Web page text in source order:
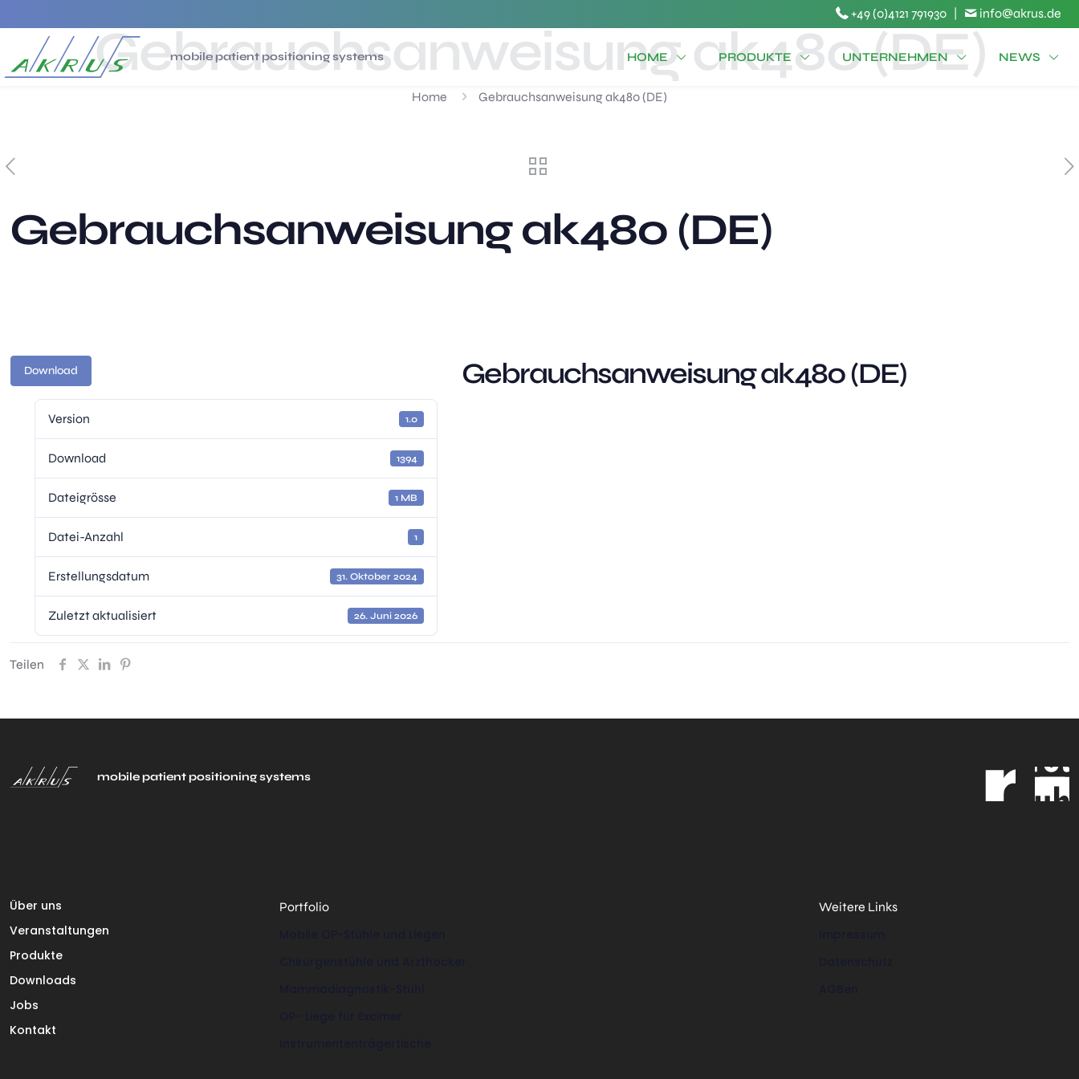
+49 (0)4121 791930 | info@akrus.de
mobile patient positioning systems HOME PRODUKTE UNTERNEHMEN NEWS
Gebrauchsanweisung ak480 (DE)
Home Gebrauchsanweisung ak480 (DE)
Gebrauchsanweisung ak480 (DE)
Download
Version 1.0
Download 1394
Dateigrösse 1 MB
Datei-Anzahl 1
Erstellungsdatum 31. Oktober 2024
Zuletzt aktualisiert 26. Juni 2026
Gebrauchsanweisung ak480 (DE)
Teilen
mobile patient positioning systems
Über uns
Veranstaltungen
Produkte
Downloads
Jobs
Kontakt
Portfolio Weitere Links